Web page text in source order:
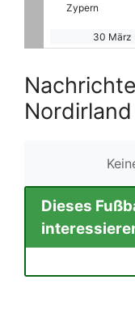
Luxemburg
30 März
Dieses